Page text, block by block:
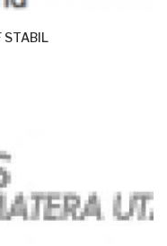
STABIL